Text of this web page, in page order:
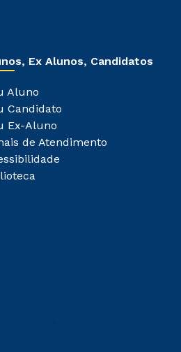
Ex Alunos, Candidatos
Aluno
Candidato
Ex-Aluno
de Atendimento